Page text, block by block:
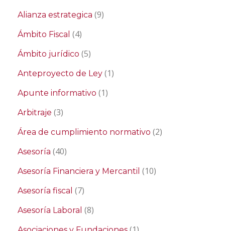
Alianza estrategica (9)
Ámbito Fiscal (4)
Ámbito jurídico (5)
Anteproyecto de Ley (1)
Apunte informativo (1)
Arbitraje (3)
Área de cumplimiento normativo (2)
Asesoría (40)
Asesoría Financiera y Mercantil (10)
Asesoría fiscal (7)
Asesoría Laboral (8)